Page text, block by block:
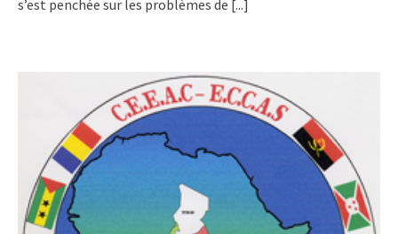
s’est penchée sur les problèmes de [...]